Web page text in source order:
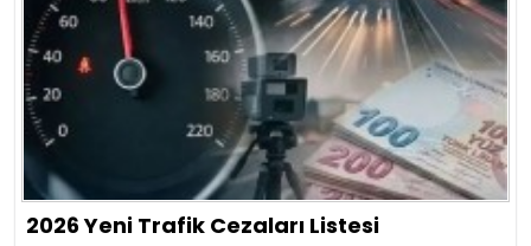
2026 Yeni Trafik Cezaları Listesi